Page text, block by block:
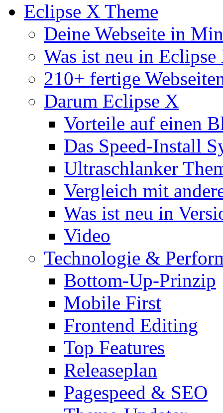
Eclipse X Theme
Deine Webseite in
Was ist neu in Eclipse
210+ fertige
Darum Eclipse X
Vorteile auf einen
Das Speed-Install
Ultraschlanker
Vergleich mit
Was ist neu in
Video
Technologie &
Bottom-Up-Prinzip
Mobile First
Frontend Editing
Top Features
Releaseplan
Pagespeed & SEO